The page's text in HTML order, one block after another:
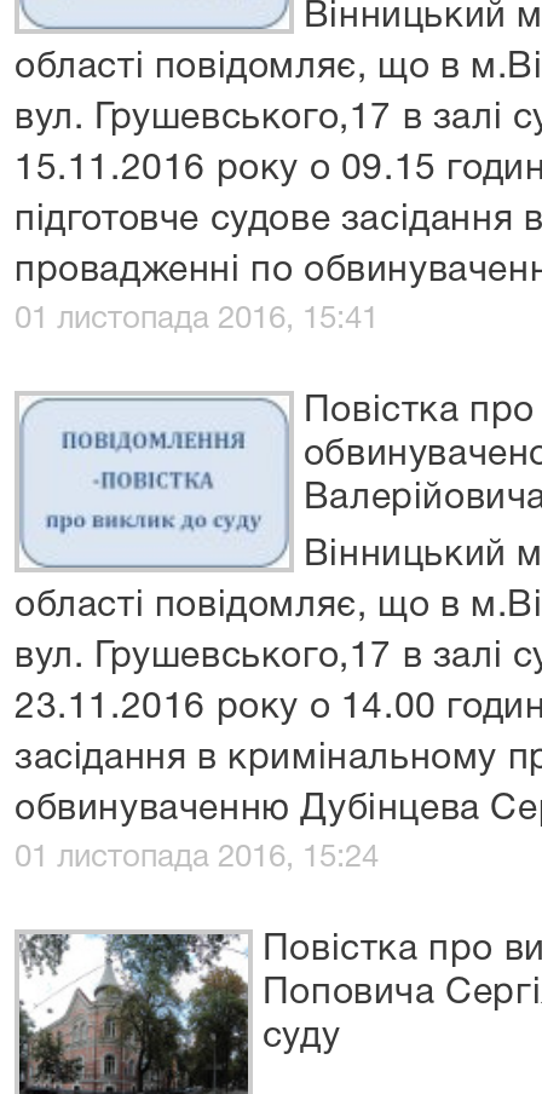
Вінницький
області повідомляє, що в
вул. Грушевського,17 в залі
15.11.2016 року о 09.15
підготовче судове засідання
провадженні по
01 листопада 2016, 15:41
Повістка
Вінницький
області повідомляє, що в
вул. Грушевського,17 в залі
23.11.2016 року о 14.00
засідання в кримінальному
обвинуваченню Дубінцева
01 листопада 2016, 15:24
Повістка про
Поповича
суду